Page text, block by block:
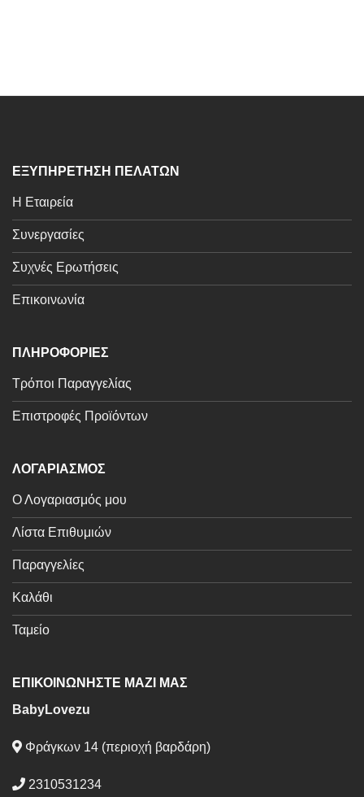
ΕΞΥΠΗΡΕΤΗΣΗ ΠΕΛΑΤΩΝ
Η Εταιρεία
Συνεργασίες
Συχνές Ερωτήσεις
Επικοινωνία
ΠΛΗΡΟΦΟΡΙΕΣ
Τρόποι Παραγγελίας
Επιστροφές Προϊόντων
ΛΟΓΑΡΙΑΣΜΟΣ
Ο Λογαριασμός μου
Λίστα Επιθυμιών
Παραγγελίες
Καλάθι
Ταμείο
ΕΠΙΚΟΙΝΩΝΗΣΤΕ ΜΑΖΙ ΜΑΣ
BabyLovezu
Φράγκων 14 (περιοχή βαρδάρη)
2310531234